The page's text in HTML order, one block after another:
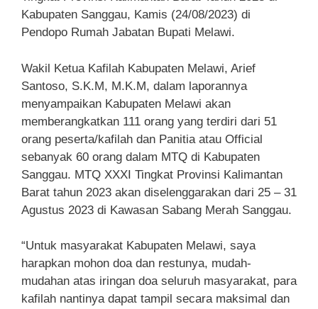
Kabupaten Sanggau, Kamis (24/08/2023) di
Pendopo Rumah Jabatan Bupati Melawi.
Wakil Ketua Kafilah Kabupaten Melawi, Arief
Santoso, S.K.M, M.K.M, dalam laporannya
menyampaikan Kabupaten Melawi akan
memberangkatkan 111 orang yang terdiri dari 51
orang peserta/kafilah dan Panitia atau Official
sebanyak 60 orang dalam MTQ di Kabupaten
Sanggau. MTQ XXXI Tingkat Provinsi Kalimantan
Barat tahun 2023 akan diselenggarakan dari 25 – 31
Agustus 2023 di Kawasan Sabang Merah Sanggau.
“Untuk masyarakat Kabupaten Melawi, saya
harapkan mohon doa dan restunya, mudah-
mudahan atas iringan doa seluruh masyarakat, para
kafilah nantinya dapat tampil secara maksimal dan